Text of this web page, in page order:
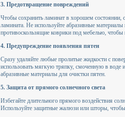
3. Предотвращение повреждений
Чтобы сохранить ламинат в хорошем состоянии,
ламината. Не используйте абразивные
противоскользящие коврики под мебелью, чтобы
4. Предупреждение появления пятен
Сразу удаляйте любые пролитые жидкости с
использовать мягкую тряпку, смоченную в воде
абразивные материалы для очистки пятен.
5. Защита от прямого солнечного света
Избегайте длительного прямого воздействия
Используйте защитные жалюзи или шторы,